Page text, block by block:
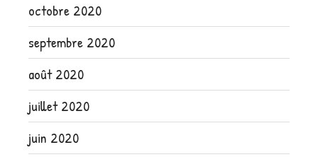
octobre 2020
septembre 2020
août 2020
juillet 2020
juin 2020